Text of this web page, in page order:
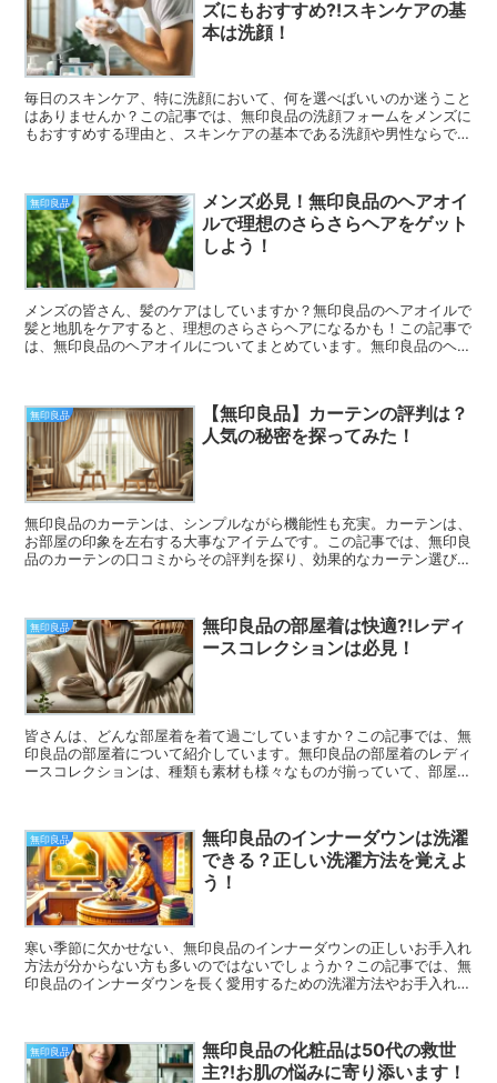
ズにもおすすめ⁈スキンケアの基
本は洗顔！
毎日のスキンケア、特に洗顔において、何を選べばいいのか迷うこと
はありませんか？この記事では、​無印良品​の洗顔フォームをメンズに
もおすすめする理由と、スキンケアの基本である洗顔や男性ならでは
無印良品
メンズ必見！無印良品のヘアオイ
ルで理想のさらさらヘアをゲット
しよう！
メンズの皆さん、髪のケアはしていますか？無印良品のヘアオイルで
髪と地肌をケアすると、理想のさらさらヘアになるかも！この記事で
は、無印良品のヘアオイルについてまとめています。無印良品のヘア
無印良品
【無印良品】カーテンの評判は？
人気の秘密を探ってみた！
無印良品のカーテンは、シンプルながら機能性も充実。カーテンは、
お部屋の印象を左右する大事なアイテムです。この記事では、無印良
品のカーテンの口コミからその評判を探り、効果的なカーテン選びに
無印良品
無印良品の部屋着は快適⁈レディ
ースコレクションは必見！
皆さんは、どんな部屋着を着て過ごしていますか？この記事では、無
印良品の部屋着について紹介しています。無印良品の部屋着のレディ
ースコレクションは、種類も素材も様々なものが揃っていて、部屋の
無印良品
無印良品のインナーダウンは洗濯
できる？正しい洗濯方法を覚えよ
う！
寒い季節に欠かせない、無印良品のインナーダウンの正しいお手入れ
方法が分からない方も多いのではないでしょうか？この記事では、無
印良品のインナーダウンを長く愛用するための洗濯方法やお手入れの
無印良品
無印良品の化粧品は50代の救世
主⁈お肌の悩みに寄り添います！